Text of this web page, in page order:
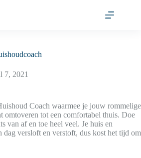
7, 2021
Coach waarmee je jouw rommelige
omtoveren tot een comfortabel thuis. Doe
van af en toe heel veel. Je huis en
dag versloft en verstoft, dus kost het tijd om